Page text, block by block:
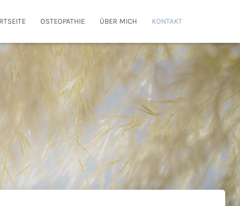
OSTEOPATHIE ÜBER MICH KONTAKT